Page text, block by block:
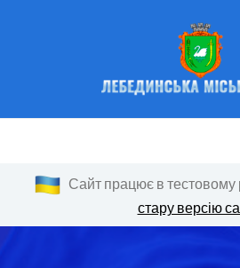
Сайт працює в тестовому
стару версію